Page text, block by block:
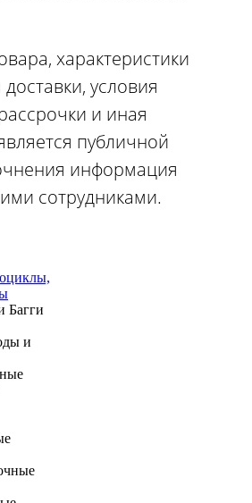
характеристики
условия
и иная
публичной
информация
сотрудниками.